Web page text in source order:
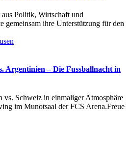
Politik, Wirtschaft und
gemeinsam ihre Unterstützung für den
Argentinien – Die Fussballnacht in
vs. Schweiz in einmaliger Atmosphäre
im Munotsaal der FCS Arena.Freue